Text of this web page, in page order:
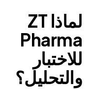
لماذا ZT
Pharma
للاختبار
والتحليل؟